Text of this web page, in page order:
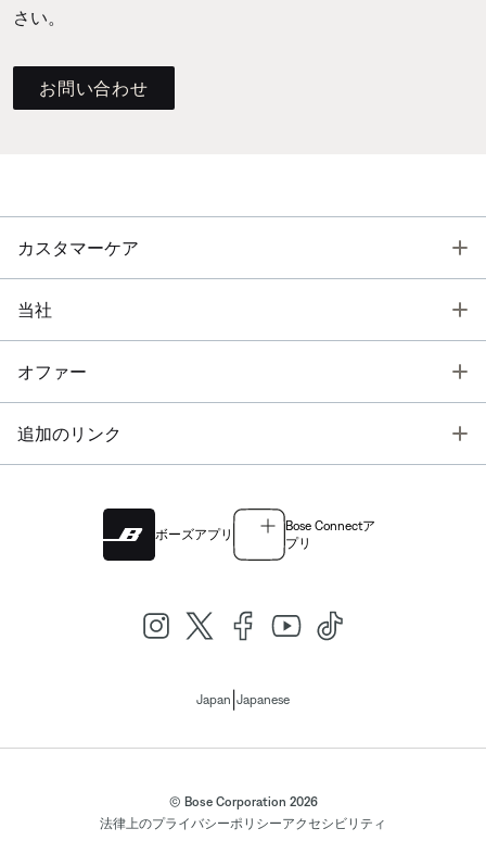
さい。
お問い合わせ
カスタマーケア
当社
オファー
追加のリンク
ボーズアプリ
Bose Connectア
プリ
Japan Japanese
© Bose Corporation 2026
法律上のプライバシーポリシーアクセシビリティ